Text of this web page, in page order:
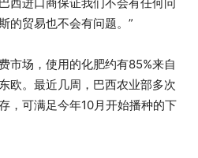
的贸易也不会有问题。”
市场，使用的化肥约有85%来自
欧。最近几周，巴西农业部多次
，可满足今年10月开始播种的下